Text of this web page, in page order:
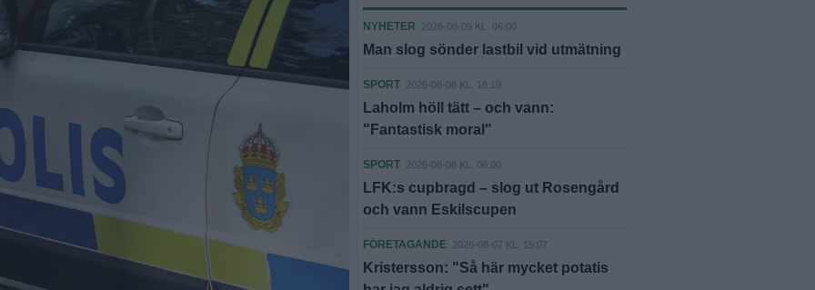
NYHETER 2026-08-09 KL. 06:00
Man slog sönder lastbil vid utmätning
SPORT 2026-08-08 KL. 18:19
Laholm höll tätt – och vann:
"Fantastisk moral"
SPORT 2026-08-08 KL. 06:00
LFK:s cupbragd – slog ut Rosengård
och vann Eskilscupen
FÖRETAGANDE 2026-08-07 KL. 15:07
Kristersson: "Så här mycket potatis